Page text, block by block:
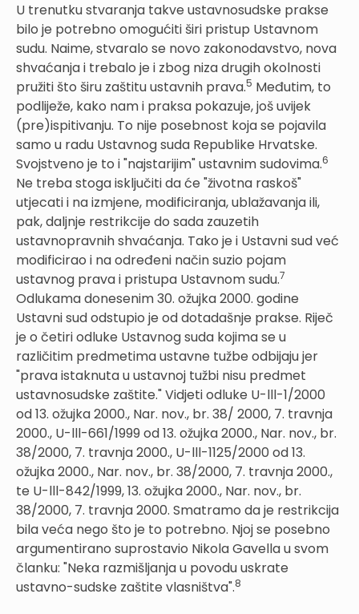
U trenutku stvaranja takve ustavnosudske prakse
bilo je potrebno omogućiti širi pristup Ustavnom
sudu. Naime, stvaralo se novo zakonodavstvo, nova
shvaćanja i trebalo je i zbog niza drugih okolnosti
pružiti što širu zaštitu ustavnih prava.5 Međutim, to
podliježe, kako nam i praksa pokazuje, još uvijek
(pre)ispitivanju. To nije posebnost koja se pojavila
samo u radu Ustavnog suda Republike Hrvatske.
Svojstveno je to i "najstarijim" ustavnim sudovima.6
Ne treba stoga isključiti da će "životna raskoš"
utjecati i na izmjene, modificiranja, ublažavanja ili,
pak, daljnje restrikcije do sada zauzetih
ustavnopravnih shvaćanja. Tako je i Ustavni sud već
modificirao i na određeni način suzio pojam
ustavnog prava i pristupa Ustavnom sudu.7
Odlukama donesenim 30. ožujka 2000. godine
Ustavni sud odstupio je od dotadašnje prakse. Riječ
je o četiri odluke Ustavnog suda kojima se u
različitim predmetima ustavne tužbe odbijaju jer
"prava istaknuta u ustavnoj tužbi nisu predmet
ustavnosudske zaštite." Vidjeti odluke U-lll-1/2000
od 13. ožujka 2000., Nar. nov., br. 38/ 2000, 7. travnja
2000., U-lll-661/1999 od 13. ožujka 2000., Nar. nov., br.
38/2000, 7. travnja 2000., U-lll-1125/2000 od 13.
ožujka 2000., Nar. nov., br. 38/2000, 7. travnja 2000.,
te U-lll-842/1999, 13. ožujka 2000., Nar. nov., br.
38/2000, 7. travnja 2000. Smatramo da je restrikcija
bila veća nego što je to potrebno. Njoj se posebno
argumentirano suprostavio Nikola Gavella u svom
članku: "Neka razmišljanja u povodu uskrate
ustavno-sudske zaštite vlasništva".8